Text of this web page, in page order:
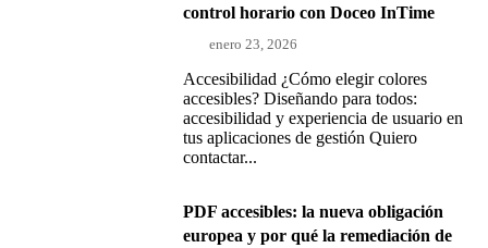
control horario con Doceo InTime
enero 23, 2026
Accesibilidad ¿Cómo elegir colores
accesibles? Diseñando para todos:
accesibilidad y experiencia de usuario en
tus aplicaciones de gestión Quiero
contactar...
PDF accesibles: la nueva obligación
europea y por qué la remediación de